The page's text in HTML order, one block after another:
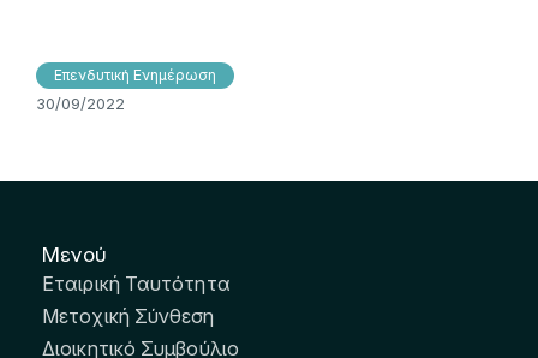
Επενδυτική Ενημέρωση
30/09/2022
Μενού
Εταιρική Ταυτότητα
Μετοχική Σύνθεση
Διοικητικό Συμβούλιο